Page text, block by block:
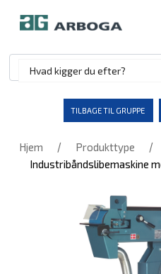
TILBAGE TIL GRUPPE
Hjem / Produkttype /
Industribåndslibemaskine